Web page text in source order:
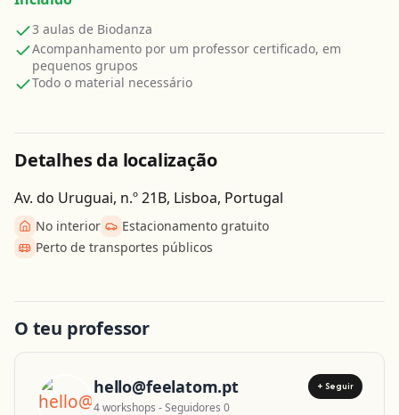
3 aulas de Biodanza
Acompanhamento por um professor certificado, em
pequenos grupos
Todo o material necessário
Detalhes da localização
Av. do Uruguai, n.º 21B, Lisboa, Portugal
No interior
Estacionamento gratuito
Perto de transportes públicos
Leaflet
O teu professor
hello@feelatom.pt + Seguir
4 workshops - Seguidores 0